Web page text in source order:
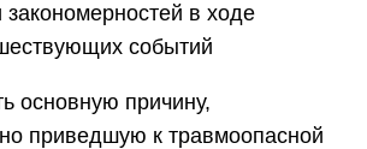
закономерностей в ходе
событий
основную причину,
приведшую к травмоопасной